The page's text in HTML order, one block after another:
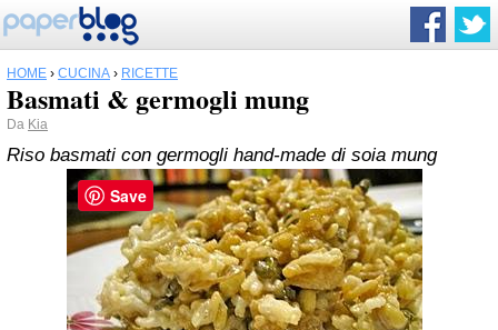
HOME › CUCINA › RICETTE
Basmati & germogli mung
Da Kia
Riso basmati con germogli hand-made di soia mung
Save